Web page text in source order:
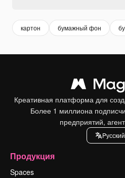
картон бумажный фон
Креативная платформа для
Более 1 миллиона
предприятий,
Pусский
Продукция
Spaces